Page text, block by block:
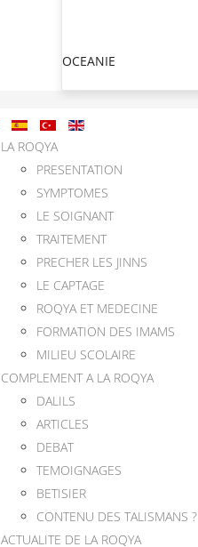
OCEANIE
LA ROQYA
PRESENTATION
SYMPTOMES
LE SOIGNANT
TRAITEMENT
PRECHER LES JINNS
LE CAPTAGE
ROQYA ET MEDECINE
FORMATION DES IMAMS
MILIEU SCOLAIRE
COMPLEMENT A LA ROQYA
DALILS
ARTICLES
DEBAT
TEMOIGNAGES
BETISIER
CONTENU DES TALISMANS ?
ACTUALITE DE LA ROQYA